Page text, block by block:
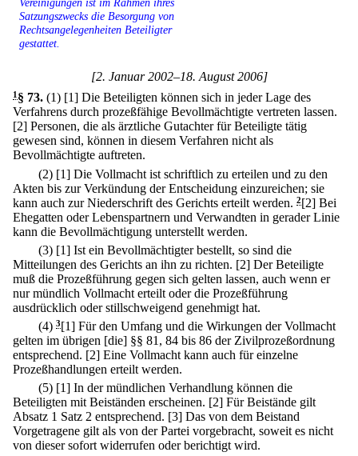
Vereinigungen ist im Rahmen ihres
Satzungszwecks die Besorgung von
Rechtsangelegenheiten Beteiligter
gestattet.
[2. Januar 2002–18. August 2006]
1§ 73. (1) [1] Die Beteiligten können sich in jeder Lage des
Verfahrens durch prozeßfähige Bevollmächtigte vertreten lassen.
[2] Personen, die als ärztliche Gutachter für Beteiligte tätig
gewesen sind, können in diesem Verfahren nicht als
Bevollmächtigte auftreten.
(2) [1] Die Vollmacht ist schriftlich zu erteilen und zu den
Akten bis zur Verkündung der Entscheidung einzureichen; sie
kann auch zur Niederschrift des Gerichts erteilt werden. 2[2] Bei
Ehegatten oder Lebenspartnern und Verwandten in gerader Linie
kann die Bevollmächtigung unterstellt werden.
(3) [1] Ist ein Bevollmächtigter bestellt, so sind die
Mitteilungen des Gerichts an ihn zu richten. [2] Der Beteiligte
muß die Prozeßführung gegen sich gelten lassen, auch wenn er
nur mündlich Vollmacht erteilt oder die Prozeßführung
ausdrücklich oder stillschweigend genehmigt hat.
(4) 3[1] Für den Umfang und die Wirkungen der Vollmacht
gelten im übrigen [die] §§ 81, 84 bis 86 der Zivilprozeßordnung
entsprechend. [2] Eine Vollmacht kann auch für einzelne
Prozeßhandlungen erteilt werden.
(5) [1] In der mündlichen Verhandlung können die
Beteiligten mit Beiständen erscheinen. [2] Für Beistände gilt
Absatz 1 Satz 2 entsprechend. [3] Das von dem Beistand
Vorgetragene gilt als von der Partei vorgebracht, soweit es nicht
von dieser sofort widerrufen oder berichtigt wird.